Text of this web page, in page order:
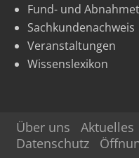
Fund- und
Sachkundenachweis
Veranstaltungen
Wissenslexikon
Über uns Aktuelles
Datenschutz